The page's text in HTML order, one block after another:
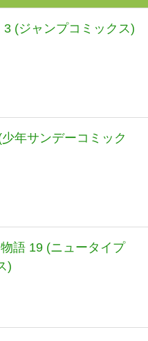
3 (ジャンプコミックス)
年サンデーコミック
語 19 (ニュータイプ
)